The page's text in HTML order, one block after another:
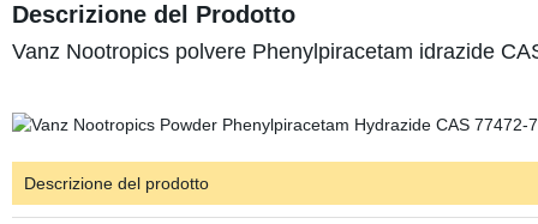
Descrizione del Prodotto
Vanz Nootropics polvere Phenylpiracetam idrazide
Descrizione del prodotto